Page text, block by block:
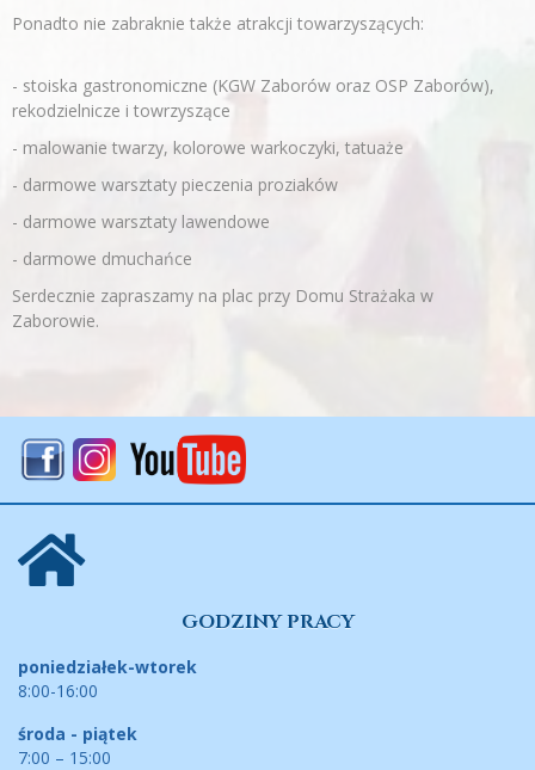
GODZINY PRACY
poniedziałek-wtorek
8:00-16:00
środa - piątek
7:00 – 15:00
Ponadto nie zabraknie także atrakcji towarzyszących:
- stoiska gastronomiczne (KGW Zaborów oraz OSP Zaborów),
rekodzielnicze i towrzyszące
- malowanie twarzy, kolorowe warkoczyki, tatuaże
- darmowe warsztaty pieczenia proziaków
- darmowe warsztaty lawendowe
- darmowe dmuchańce
Serdecznie zapraszamy na plac przy Domu Strażaka w
Zaborowie.